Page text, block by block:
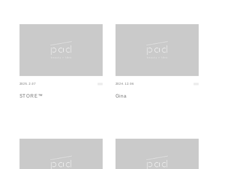
2025.2.07
STORE™
2024.12.06
Gina